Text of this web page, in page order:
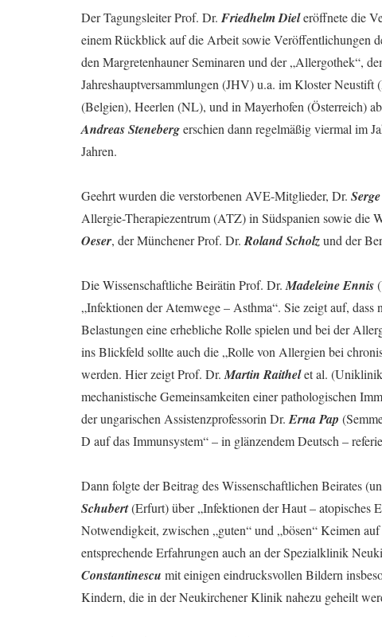
Der TagungsleiterProf. Dr. Friedhelm Dieleröffnete die
einem Rückblick auf die Arbeit sowie Veröffentlichungen
den Margretenhauner Seminaren und der „Allergothek“,
Jahreshauptversammlungen (JHV) u.a. im Kloster
(Belgien), Heerlen (NL), und in Mayerhofen (Österreich)
Andreas Stenebergerschien dann regelmäßig viermal im
Jahren.
Geehrt wurden die verstorbenen AVE-Mitglieder, Dr.
Allergie-Therapiezentrum (ATZ) in Südspanien sowie die
Oeser, der Münchener Prof. Dr.Roland Scholzund der
Die Wissenschaftliche Beirätin Prof. Dr.Madeleine Ennis
„Infektionen der Atemwege – Asthma“. Sie zeigt auf,
Belastungen eine erhebliche Rolle spielen und bei der
ins Blickfeld sollte auch die „Rolle von Allergien bei
werden. Hier zeigt Prof. Dr.Martin Raithelet al.
mechanistische Gemeinsamkeiten einer pathologischen
der ungarischen Assistenzprofessorin Dr.Erna Pap
D auf das Immunsystem“ – in glänzendem Deutsch –
Dann folgte der Beitrag des Wissenschaftlichen Beirates
Schubert(Erfurt) über „Infektionen der Haut – atopisches
Notwendigkeit, zwischen „guten“ und „bösen“ Keimen
entsprechende Erfahrungen auch an der Spezialklinik
Constantinescu mit einigen eindrucksvollen Bildern
Kindern, die in der Neukirchener Klinik nahezu geheilt